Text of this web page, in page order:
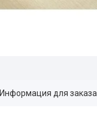
Информация для заказа